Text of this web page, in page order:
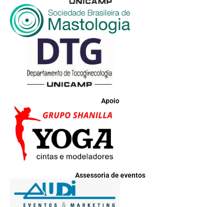
Apoio
Assessoria de eventos